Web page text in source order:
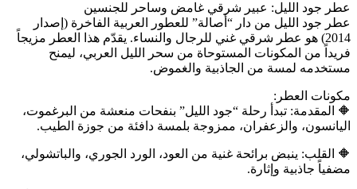
عطر جود الليل: عبير شرقي غامض وساحر للجنسين
عطر جود الليل من دار “أصالة” للعطور العربية الفاخرة (إصدار
2014) هو عطر شرقي غني للرجال والنساء. يقدّم هذا العطر مزيجاً
فريداً من المكونات المستوحاة من سحر الليل العربي، ليمنح
مستخدمه لمسة من الجاذبية والغموض.
مكونات العطر:
🔶️ المقدمة: تبدأ رحلة “جود الليل” بنفحات منعشة من البرغموت،
اليانسون، والزعفران، ممزوجة بلمسة دافئة من جوزة الطيب.
🔶️ القلب: ينبض برائحة غنية من العود، الورد الجوري، والباتشولي،
مضفياً جاذبية وإثارة.